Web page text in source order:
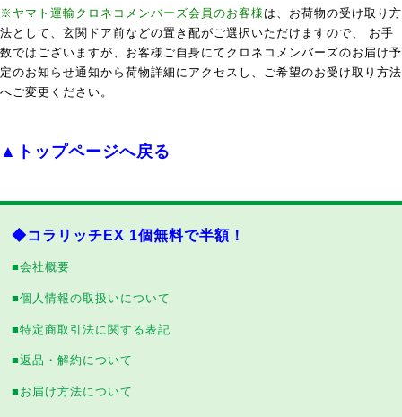
※ヤマト運輸クロネコメンバーズ会員のお客様 は、お荷物の受け取り方
法として、玄関ドア前などの置き配がご選択いただけますので、 お手
数ではございますが、お客様ご自身にてクロネコメンバーズのお届け予
定のお知らせ通知から荷物詳細にアクセスし、ご希望のお受け取り方法
へご変更ください。
▲トップページへ戻る
◆コラリッチEX 1個無料で半額！
■会社概要
■個人情報の取扱いについて
■特定商取引法に関する表記
■返品・解約について
■お届け方法について